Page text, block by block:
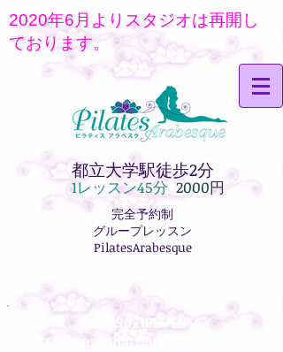
都立大学駅徒歩2分
1レッスン45分 2000円
090-1817-6944
MAIL:
nenuphar@dancearab.com
完全予約制
グループレッスン
PilatesArabesque
2020年6月よりスタジオは再開し
ております。